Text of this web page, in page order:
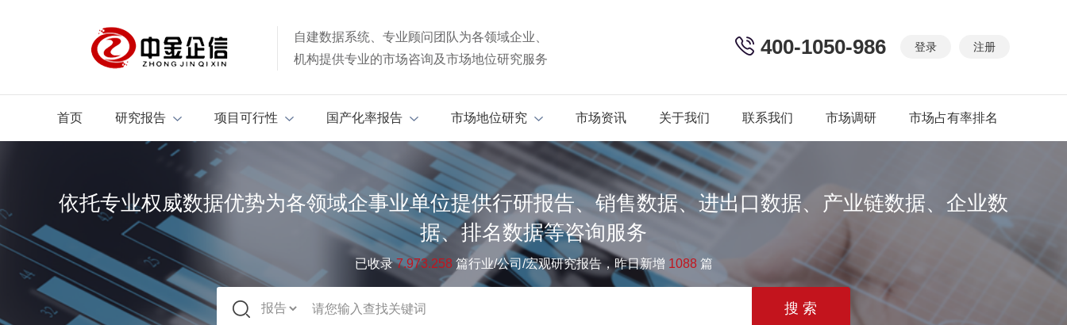
自建数据系统、专业顾问团队为各领域企业、
机构提供专业的市场咨询及市场地位研究服务
登录 注册
400-1050-986
首页 研究报告 项目可行性 国产化率报告 市场地位研究 市场资讯 关于我们 联系我们 市场调研 市场占有率排名
依托专业权威数据优势为各领域企事业单位提供行研报告、销售数据、进出口数据、产业链数据、企业数
据、排名数据等咨询服务
已收录7.973.258 篇行业/公司/宏观研究报告，昨日新增 1088 篇